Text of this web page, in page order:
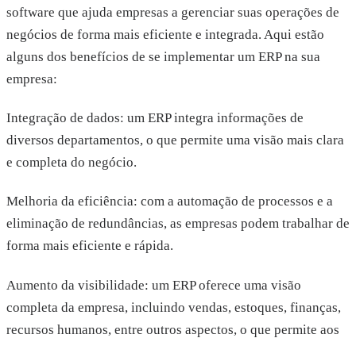
software que ajuda empresas a gerenciar suas operações de
negócios de forma mais eficiente e integrada. Aqui estão
alguns dos benefícios de se implementar um ERP na sua
empresa:
Integração de dados: um ERP integra informações de
diversos departamentos, o que permite uma visão mais clara
e completa do negócio.
Melhoria da eficiência: com a automação de processos e a
eliminação de redundâncias, as empresas podem trabalhar de
forma mais eficiente e rápida.
Aumento da visibilidade: um ERP oferece uma visão
completa da empresa, incluindo vendas, estoques, finanças,
recursos humanos, entre outros aspectos, o que permite aos